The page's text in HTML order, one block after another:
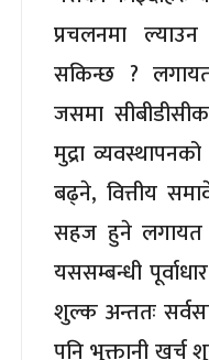
प्रचलनमा
सकिन्छ ?
जसमा
मुद्रा
बढ्ने, वित्तीय
सहज हुने लगायत
यससम्बन्धी
शुल्क अन्ततः
पनि भुक्तानी खर्च